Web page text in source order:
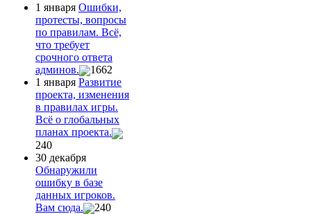
1 января Ошибки,
протесты, вопросы
по правилам. Всё,
что требует
срочного ответа
админов.
1662
1 января Развитие
проекта, изменения
в правилах игры.
Всё о глобальных
планах проекта.
240
30 декабря
Обнаружили
ошибку в базе
данных игроков.
Вам сюда.
240